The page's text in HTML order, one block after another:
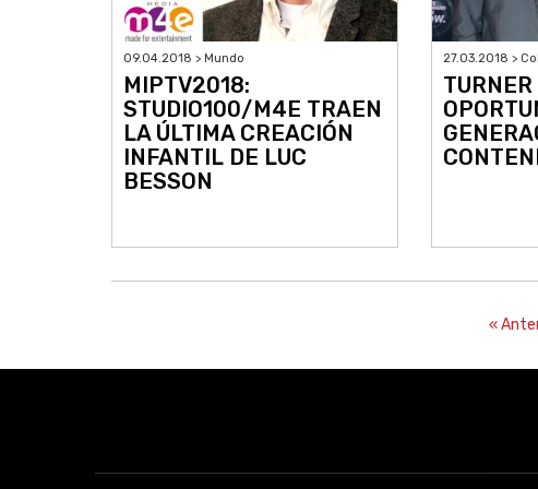
09.04.2018 > Mundo
MIPTV2018:
STUDIO100/M4E TRAEN
LA ÚLTIMA CREACIÓN
INFANTIL DE LUC
BESSON
27.03.2018 >
«